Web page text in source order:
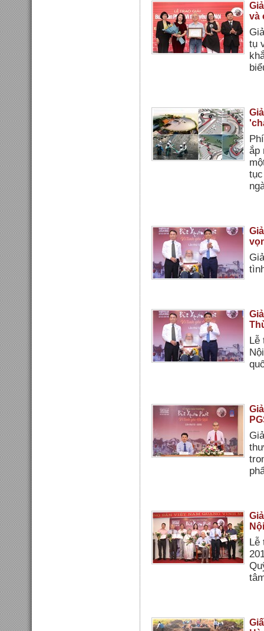
và
tụ
ắp
Lễ
Lễ